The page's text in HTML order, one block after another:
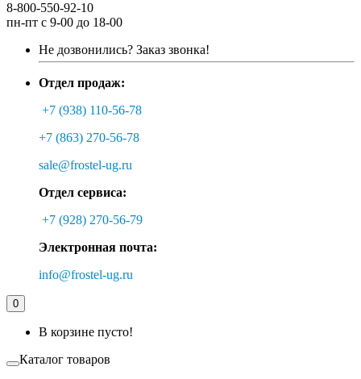
8-800-550-92-10
пн-пт с 9-00 до 18-00
Не дозвонились? Заказ звонка!
Отдел продаж:
+7 (938) 110-56-78
+7 (863) 270-56-78
sale@frostel-ug.ru
Отдел сервиса:
+7 (928) 270-56-79
Электронная почта:
info@frostel-ug.ru
0
В корзине пусто!
Каталог товаров